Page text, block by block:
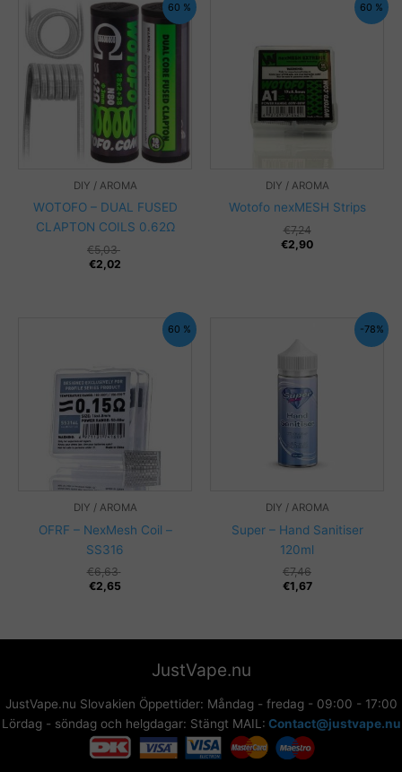
60 %
DIY / AROMA
WOTOFO – DUAL FUSED
CLAPTON COILS 0.62Ω
€5,03
€2,02
60 %
DIY / AROMA
Wotofo nexMESH Strips
€7,24
€2,90
60 %
DIY / AROMA
OFRF – NexMesh Coil –
SS316
€6,63
€2,65
-78%
DIY / AROMA
Super – Hand Sanitiser
120ml
€7,46Det
ursprungliga
€1,67
Det
nuvarande
JustVape.nu
JustVape.nu Slovakien Öppettider: Måndag - fredag - 09:00 - 17:00
Lördag - söndag och helgdagar: Stängt MAIL: Contact@justvape.nu